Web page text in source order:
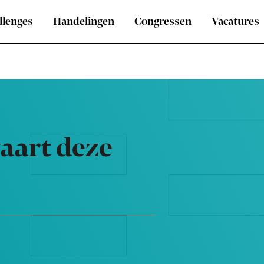
Handelingen Congressen Vacatures
deze